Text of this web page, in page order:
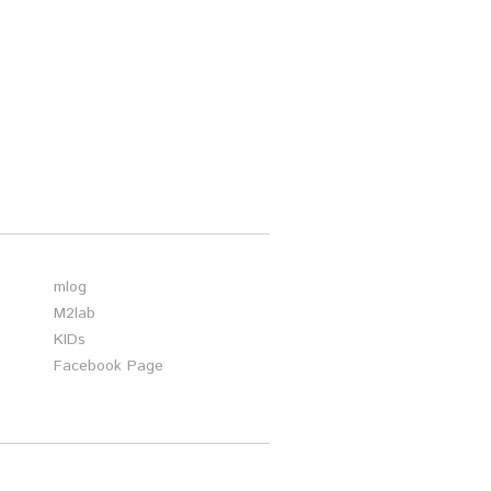
mlog
M2lab
KIDs
Facebook Page